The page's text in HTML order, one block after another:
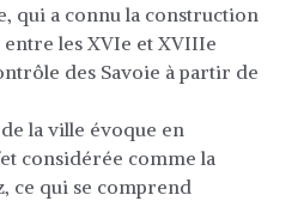
qui a connu la construction
les XVIe et XVIIIe
des Savoie à partir de
la ville évoque en
considérée comme la
ce qui se comprend